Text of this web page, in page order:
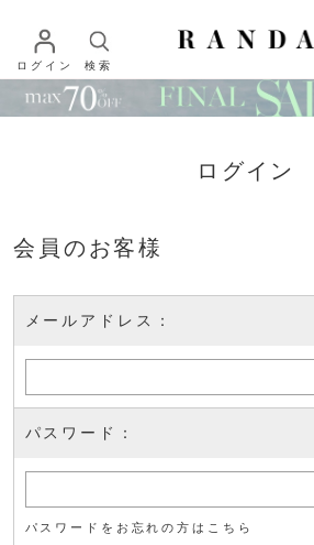
ログイン 検索
ログイン
会員のお客様
メールアドレス：
パスワード：
パスワードをお忘れの方はこちら